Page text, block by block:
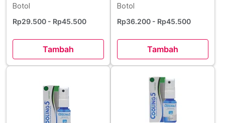
Botol
Rp29.500 - Rp45.500
Tambah
Botol
Rp36.200 - Rp45.500
Tambah